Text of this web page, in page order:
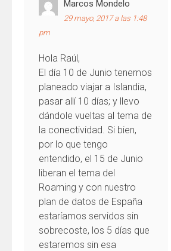
Marcos Mondelo
29 mayo, 2017 a las 1:48
pm
Hola Raúl,
El día 10 de Junio tenemos
planeado viajar a Islandia,
pasar allí 10 días; y llevo
dándole vueltas al tema de
la conectividad. Si bien,
por lo que tengo
entendido, el 15 de Junio
liberan el tema del
Roaming y con nuestro
plan de datos de España
estaríamos servidos sin
sobrecoste, los 5 días que
estaremos sin esa